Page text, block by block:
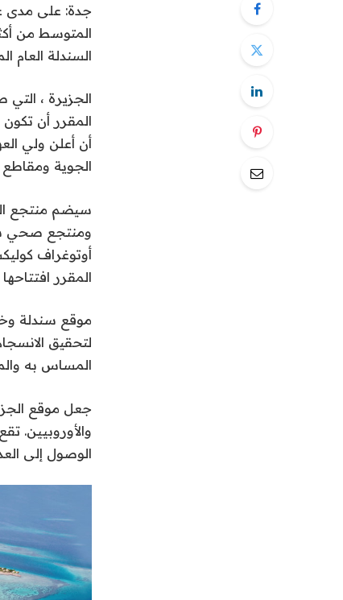
جدة: على مدى
المتوسط ​​من
السندلة العام
المقرر أن
الجوية ومقاطع
سيضم منتجع
ومنتجع صحي
أوتوغراف
المقرر افتتاحها في
موقع سندلة
لتحقيق
المساس به
جعل موقع
والأوروبيين.
الوصول إلى